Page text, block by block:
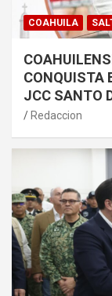
COAHUILA
CONQUISTA
JCC SANTO
Redaccion